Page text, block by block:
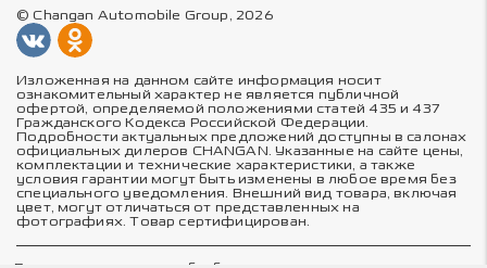
© Changan Automobile Group, 2026
Изложенная на данном сайте информация носит
ознакомительный характер не является публичной
офертой, определяемой положениями статей 435 и 437
Гражданского Кодекса Российской Федерации.
Подробности актуальных предложений доступны в салонах
официальных дилеров CHANGAN. Указанные на сайте цены,
комплектации и технические характеристики, а также
условия гарантии могут быть изменены в любое время без
специального уведомления. Внешний вид товара, включая
цвет, могут отличаться от представленных на
фотографиях. Товар сертифицирован.